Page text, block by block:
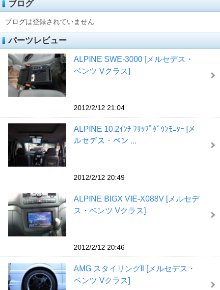
ブログ
ブログは登録されていません
パーツレビュー
ALPINE SWE-3000 [メルセデス・
ベンツ Vクラス]
2012/2/12 21:04
ALPINE 10.2ｲﾝﾁ ﾌﾘｯﾌﾟﾀﾞｳﾝﾓﾆﾀｰ [メ
ルセデス・ベン ...
2012/2/12 20:49
ALPINE BIGX VIE-X088V [メルセデ
ス・ベンツ Vクラス]
2012/2/12 20:46
AMG スタイリングⅡ [メルセデス・
ベンツ Vクラス]